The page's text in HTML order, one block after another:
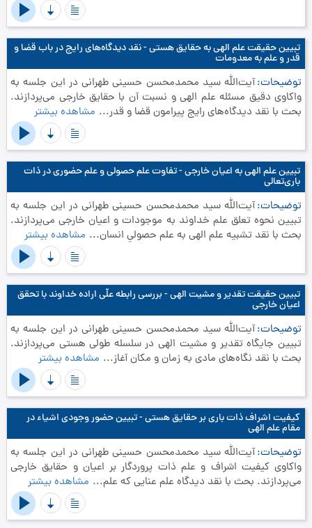
تبیین حقیقت علم الهی به حقایق هستی - نقد دیدگاه‌های رایج در باب قضا و
قدر و علم به معدومات
توضیحات آیت‌الله سید محمدمحسن حسینی طهرانی در این جلسه به
واکاوی دقیق مسئله علم الهی و نسبت آن با حقایق خارجی می‌پردازند.
بحث با نقد دیدگاه‌های رایج پیرامون قضا و قدر... مشاهده بیشتر
تبیین علم الهی به اعیان خارجی - تفاوت علم حصولی و علم حضوری در ذات
باری‌تعالی
توضیحات آیت‌الله سید محمدمحسن حسینی طهرانی در این جلسه به
تبیین نحوه تعلق علم خداوند به موجودات و اعیان خارجی می‌پردازند.
بحث با نقد تشبیه علم الهی به علم حصولیِ انسان... مشاهده بیشتر
تبیین حقیقت تقدیر و مشیت الهی - بررسی رابطه علّی اراده خداوند با تحقق
اعیان خارجی
توضیحات آیت‌الله سید محمدمحسن حسینی طهرانی در این جلسه به
تبیین جایگاه تقدیر و مشیت الهی در سلسله طولی هستی می‌پردازند.
بحث با نقد نگاه‌های مادی به زمان و مکان آغاز... مشاهده بیشتر
کیفیت اشراف ذات باری بر حقایق هستی - تبیین حضور وجودی اشیاء در
مقام علم الهی
توضیحات آیت‌الله سید محمدمحسن حسینی طهرانی در این جلسه به
واکاوی کیفیت اشراف و علم ذات پروردگار بر اعیان و حقایق خارجی
می‌پردازند. بحث با نقد دیدگاه علم عنایی که علم... مشاهده بیشتر